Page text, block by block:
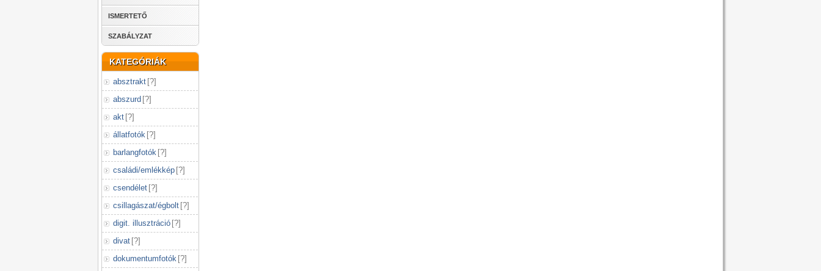
ISMERTETŐ
SZABÁLYZAT
KATEGÓRIÁK
absztrakt [?]
abszurd [?]
akt [?]
állatfotók [?]
barlangfotók [?]
családi/emlékkép [?]
csendélet [?]
csillagászat/égbolt [?]
digit. illusztráció [?]
divat [?]
dokumentumfotók [?]